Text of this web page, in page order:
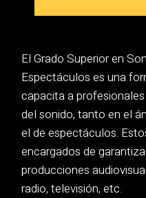
El Grado Superior en
Espectáculos es una
capacita a
del sonido, tanto en el
el de espectáculos.
encargados de
producciones
radio, televisión, etc.